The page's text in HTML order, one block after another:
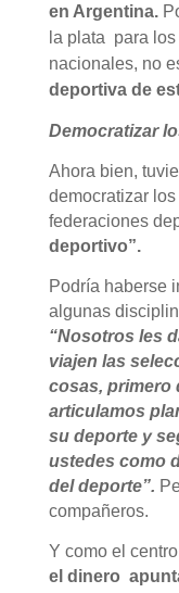
en Argentina.
la plata para
nacionales, no
deportiva de
Democratizar
Ahora bien,
democratizar
federaciones
deportivo”.
Podría haberse
algunas
“Nosotros les
viajen las
cosas, primero
articulamos
su deporte y
ustedes como
del deporte”.
compañeros.
Y como el
el dinero